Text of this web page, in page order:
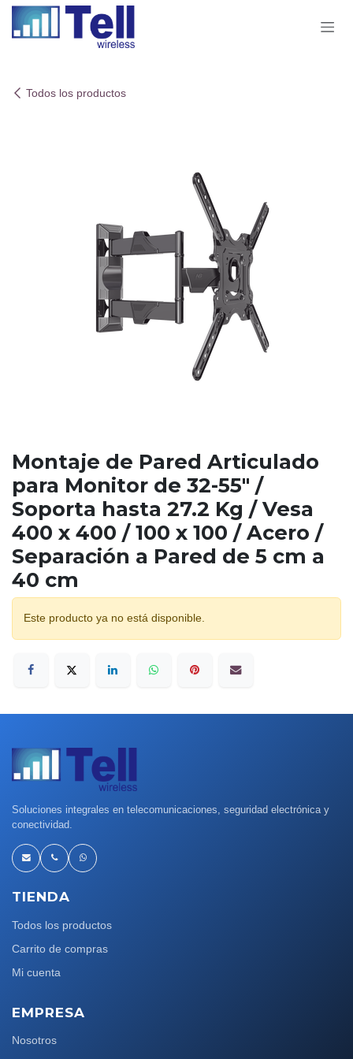
Ir al contenido
Todos los productos
Montaje de Pared Articulado
para Monitor de 32-55" /
Soporta hasta 27.2 Kg / Vesa
400 x 400 / 100 x 100 / Acero /
Separación a Pared de 5 cm a
40 cm
Este producto ya no está disponible.
Soluciones integrales en telecomunicaciones, seguridad electrónica y
conectividad.
TIENDA
Todos los productos
Carrito de compras
Mi cuenta
EMPRESA
Nosotros